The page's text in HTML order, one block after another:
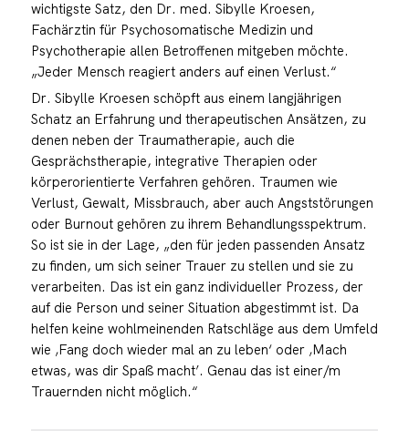
wichtigste Satz, den Dr. med. Sibylle Kroesen,
Fachärztin für Psychosomatische Medizin und
Psychotherapie allen Betroffenen mitgeben möchte.
„Jeder Mensch reagiert anders auf einen Verlust.“
Dr. Sibylle Kroesen schöpft aus einem langjährigen
Schatz an Erfahrung und therapeutischen Ansätzen, zu
denen neben der Traumatherapie, auch die
Gesprächstherapie, integrative Therapien oder
körperorientierte Verfahren gehören. Traumen wie
Verlust, Gewalt, Missbrauch, aber auch Angststörungen
oder Burnout gehören zu ihrem Behandlungsspektrum.
So ist sie in der Lage, „den für jeden passenden Ansatz
zu finden, um sich seiner Trauer zu stellen und sie zu
verarbeiten. Das ist ein ganz individueller Prozess, der
auf die Person und seiner Situation abgestimmt ist. Da
helfen keine wohlmeinenden Ratschläge aus dem Umfeld
wie ‚Fang doch wieder mal an zu leben‘ oder ‚Mach
etwas, was dir Spaß macht’. Genau das ist einer/m
Trauernden nicht möglich.“